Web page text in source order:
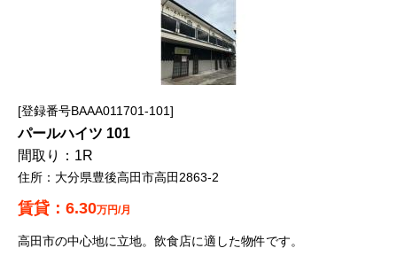
登録番号BAAA011701-101
パールハイツ 101
1R
大分県豊後高田市高田2863-2
6.30万円/月
高田市の中心地に立地。飲食店に適した物件です。